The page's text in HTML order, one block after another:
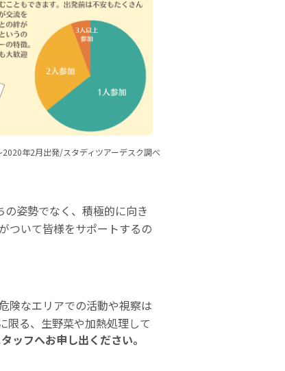
年2月出発/スタディツアーデスク調べ
姿勢でなく、積極的に向き
ついて皆様をサポートするの
険なエリアでの活動や視察は
限る、生野菜や加熱処理して
ッフへお申し出ください。